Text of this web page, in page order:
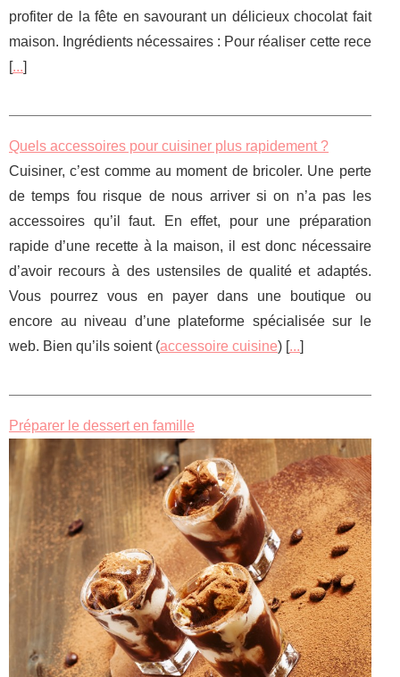
profiter de la fête en savourant un délicieux chocolat fait
maison. Ingrédients nécessaires : Pour réaliser cette rece
[...]
Quels accessoires pour cuisiner plus rapidement ?
Cuisiner, c’est comme au moment de bricoler. Une perte
de temps fou risque de nous arriver si on n’a pas les
accessoires qu’il faut. En effet, pour une préparation
rapide d’une recette à la maison, il est donc nécessaire
d’avoir recours à des ustensiles de qualité et adaptés.
Vous pourrez vous en payer dans une boutique ou
encore au niveau d’une plateforme spécialisée sur le
web. Bien qu’ils soient (accessoire cuisine) [...]
Préparer le dessert en famille